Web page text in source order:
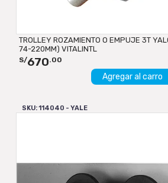
TROLLEY ROZAMIENTO O EMPUJE 3T
74-220MM) VITALINTL
S/670.00
Agregar al carro
SKU: 114040 - YALE